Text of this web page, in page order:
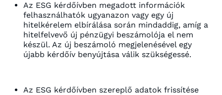
Az ESG kérdőívben megadott információk
felhasználhatók ugyanazon vagy egy új
hitelkérelem elbírálása során mindaddig, amíg a
hitelfelvevő új pénzügyi beszámolója el nem
készül. Az új beszámoló megjelenésével egy
újabb kérdőív benyújtása válik szükségessé.
Az ESG kérdőívben szereplő adatok frissítése